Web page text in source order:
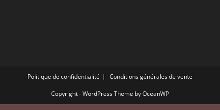
Politique de confidentialité Conditions générales de vente
Copyright - WordPress Theme by OceanWP